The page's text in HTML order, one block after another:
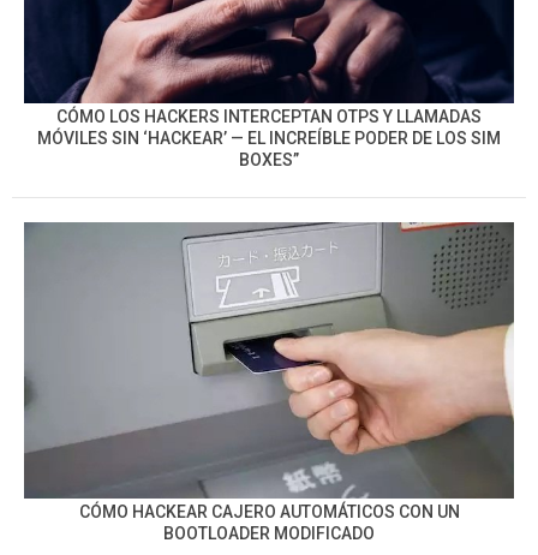
CÓMO LOS HACKERS INTERCEPTAN OTPS Y LLAMADAS
MÓVILES SIN ‘HACKEAR’ — EL INCREÍBLE PODER DE LOS SIM
BOXES”
CÓMO HACKEAR CAJERO AUTOMÁTICOS CON UN
BOOTLOADER MODIFICADO